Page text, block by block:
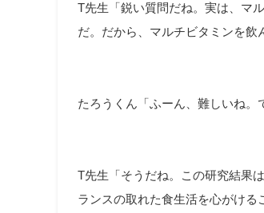
T先生「鋭い質問だね。実は、マ
だ。だから、マルチビタミンを飲
たろうくん「ふーん、難しいね。
T先生「そうだね。この研究結果
ランスの取れた食生活を心がける